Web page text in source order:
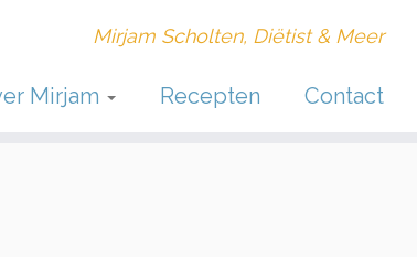
Mirjam Scholten, Diëtist & Meer
Mirjam Recepten Contact